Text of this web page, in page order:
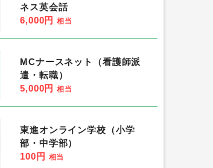
ネス英会話
6,000円 相当
MCナースネット（看護師派
遣・転職）
5,000円 相当
東進オンライン学校（小学
部・中学部）
100円 相当